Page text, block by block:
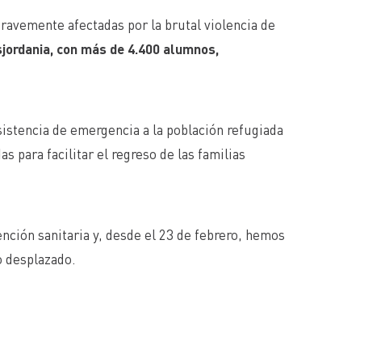
afectadas por la brutal violencia de
con más de 4.400 alumnos,
de emergencia a la población refugiada
para facilitar el regreso de las familias
sanitaria y, desde el 23 de febrero, hemos